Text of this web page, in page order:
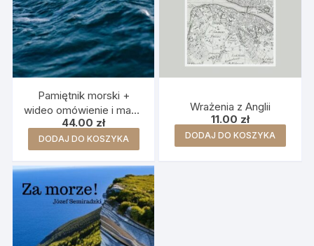
Pamiętnik morski +
wideo omówienie i mapa
myśli
44.00 zł
DODAJ DO KOSZYKA
Wrażenia z Anglii
11.00 zł
DODAJ DO KOSZYKA